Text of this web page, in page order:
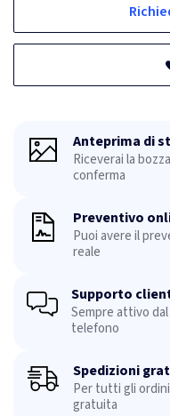
Anteprima di
Riceverai la
conferma
Preventivo
Puoi avere il
reale
Supporto
Sempre attivo
telefono
Spedizioni
Per tutti gli
gratuita